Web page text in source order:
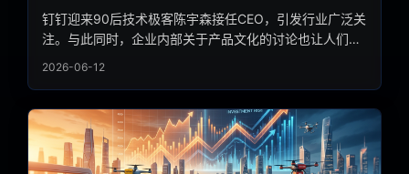
钉钉迎来90后技术极客陈宇森接任CEO，引发行业广泛关
注。与此同时，企业内部关于产品文化的讨论也让人们反
2026-06-12